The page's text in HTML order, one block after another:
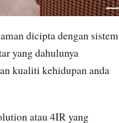
dicipta dengan sistem
yang dahulunya
kualiti kehidupan anda
atau 4IR yang